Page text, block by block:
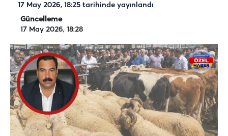
17 May 2026, 18:25 tarihinde yayınlandı
Güncelleme
17 May 2026, 18:28